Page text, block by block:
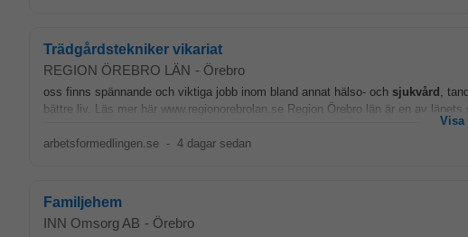
Trädgårdstekniker vikariat
REGION ÖREBRO LÄN - Örebro
oss finns spännande och viktiga jobb inom bland annat hälso- och sjukvård ,
bättre liv. Läs mer här www.regionorebrolan.se Region Örebro län är en av länets
Visa
arbetsformedlingen.se - 4 dagar sedan
Familjehem
INN Omsorg AB - Örebro